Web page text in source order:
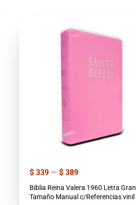
Precio
$ 339 — $ 389
Biblia Reina Valera 1960 Letra Grande
Tamaño Manual c/Referencias vinil